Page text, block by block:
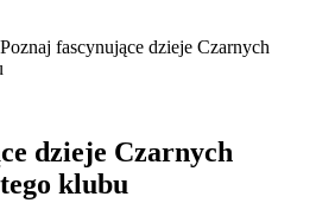
Poznaj fascynujące dzieje Czarnych
dzieje Czarnych
klubu